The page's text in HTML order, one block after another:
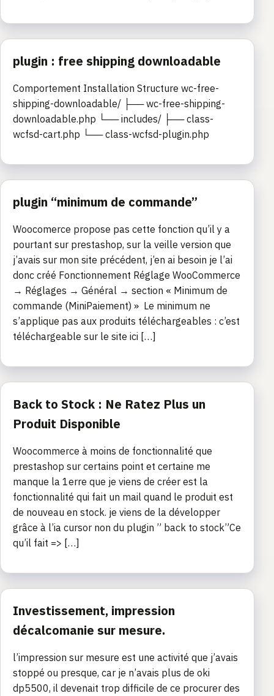
plugin : free shipping downloadable
Comportement Installation Structure wc-free-
shipping-downloadable/ ├── wc-free-shipping-
downloadable.php └── includes/ ├── class-
wcfsd-cart.php └── class-wcfsd-plugin.php
plugin “minimum de commande”
Woocomerce propose pas cette fonction qu’il y a
pourtant sur prestashop, sur la veille version que
j’avais sur mon site précédent, j’en ai besoin je l’ai
donc créé Fonctionnement Réglage WooCommerce
→ Réglages → Général → section « Minimum de
commande (MiniPaiement) » Le minimum ne
s’applique pas aux produits téléchargeables : c’est
téléchargeable sur le site ici […]
Back to Stock : Ne Ratez Plus un
Produit Disponible
Woocommerce à moins de fonctionnalité que
prestashop sur certains point et certaine me
manque la 1erre que je viens de créer est la
fonctionnalité qui fait un mail quand le produit est
de nouveau en stock. je viens de la développer
grâce à l’ia cursor non du plugin ” back to stock”Ce
qu’il fait => […]
Investissement, impression
décalcomanie sur mesure.
l’impression sur mesure est une activité que j’avais
stoppé ou presque, car je n’avais plus de oki
dp5500, il devenait trop difficile de ce procurer des